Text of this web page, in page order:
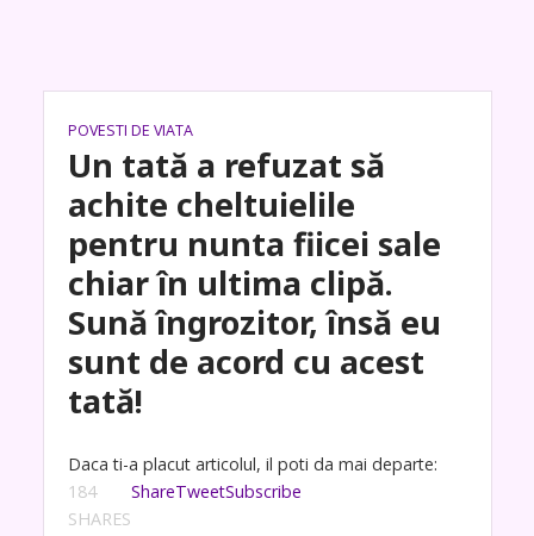
POVESTI DE VIATA
Un tată a refuzat să
achite cheltuielile
pentru nunta fiicei sale
chiar în ultima clipă.
Sună îngrozitor, însă eu
sunt de acord cu acest
tată!
Daca ti-a placut articolul, il poti da mai departe:
184
SHARES
ShareTweetSubscribe